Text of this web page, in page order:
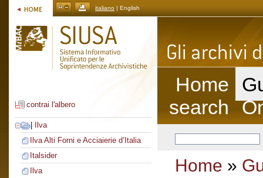
italiano | English
contrai l'albero
Ilva
Ilva Alti Forni e Acciaierie d’Italia
Italsider
Ilva
Home
search
Home »